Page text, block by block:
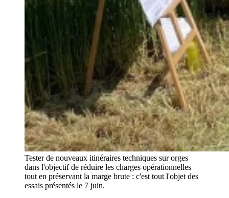
Tester de nouveaux itinéraires techniques sur orges
dans l'objectif de réduire les charges opérationnelles
tout en préservant la marge brute : c'est tout l'objet des
essais présentés le 7 juin.